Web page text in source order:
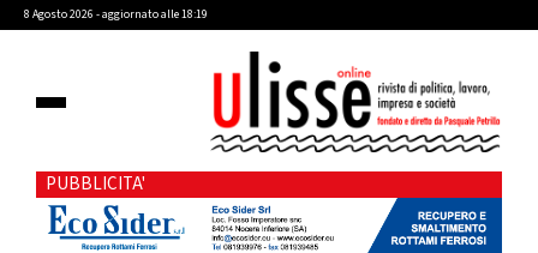
8 Agosto 2026 - aggiornato alle 18:19
PUBBLICITA'